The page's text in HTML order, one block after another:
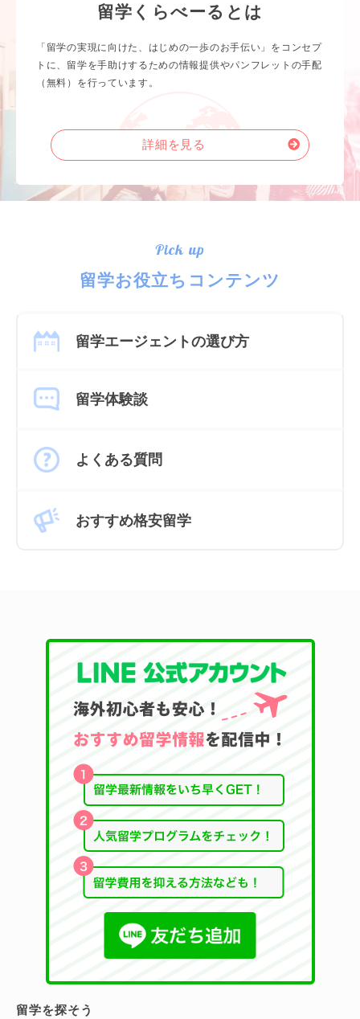
留学くらべーるとは
「留学の実現に向けた、はじめの一歩のお手伝い」をコンセプ
トに、留学を手助けするための情報提供やパンフレットの手配
（無料）を行っています。
詳細を見る
Pick up
留学お役立ちコンテンツ
留学エージェントの選び方
留学体験談
よくある質問
おすすめ格安留学
留学を探そう